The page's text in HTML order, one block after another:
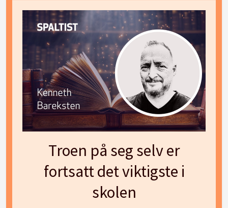
Troen på seg selv er
fortsatt det viktigste i
skolen